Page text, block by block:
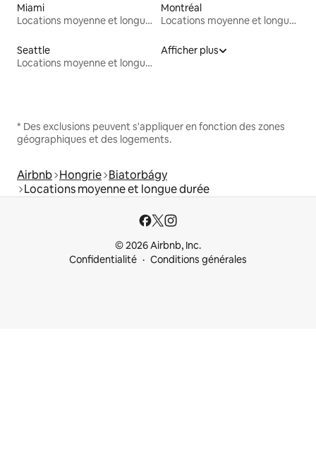
Miami
Locations moyenne et longue durée
Montréal
Locations moyenne et longue durée
Seattle
Locations moyenne et longue durée
Afficher plus
* Des exclusions peuvent s'appliquer en fonction des zones
géographiques et des logements.
Airbnb Hongrie Biatorbágy
Locations moyenne et longue durée
© 2026 Airbnb, Inc.
Confidentialité
Conditions générales